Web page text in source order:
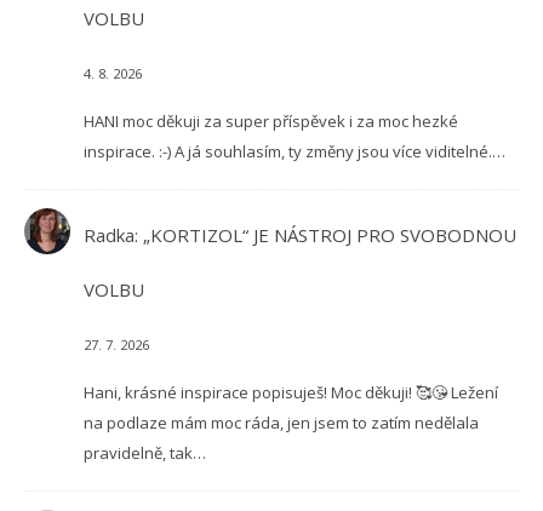
VOLBU
4. 8. 2026
HANI moc děkuji za super příspěvek i za moc hezké
inspirace. :-) A já souhlasím, ty změny jsou více viditelné.…
Radka: „KORTIZOL“ JE NÁSTROJ PRO SVOBODNOU
VOLBU
27. 7. 2026
Hani, krásné inspirace popisuješ! Moc děkuji! 🥰😘 Ležení
na podlaze mám moc ráda, jen jsem to zatím nedělala
pravidelně, tak…